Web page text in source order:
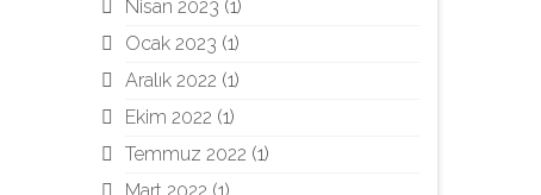
Nisan 2023 (1)
Ocak 2023 (1)
Aralık 2022 (1)
Ekim 2022 (1)
Temmuz 2022 (1)
Mart 2022 (1)